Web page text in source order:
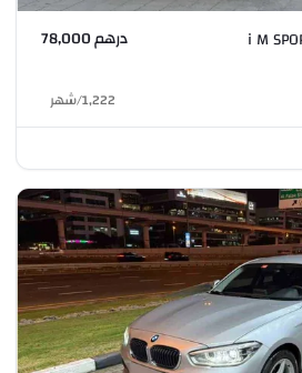
درهم 78,000
1,222
/شهر